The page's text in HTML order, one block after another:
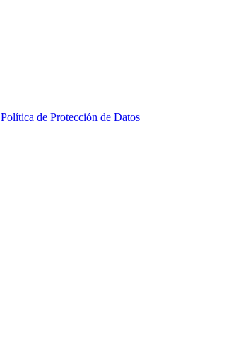
Política de Protección de Datos